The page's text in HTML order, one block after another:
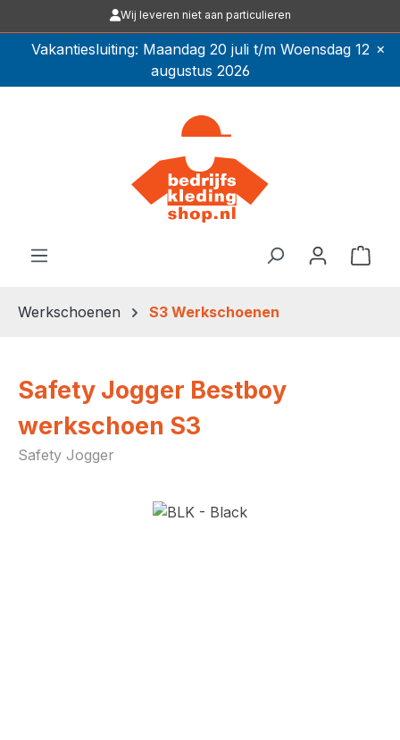
Ga naar de hoofdinhoudWij leveren niet aan particulieren
Vakantiesluiting: Maandag 20 juli t/m Woensdag 12
augustus 2026
×
Werkschoenen S3 Werkschoenen
Safety Jogger Bestboy
werkschoen S3
Safety Jogger
Afbeeldingengalerij overslaan